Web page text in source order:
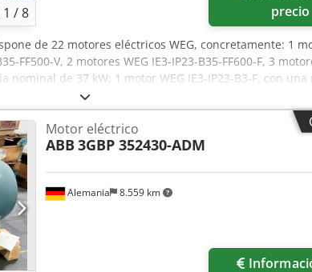
1 /8
precio
de 22 motores eléctricos WEG, concretamente: 1
FF500-V, 2 motores WEG IE3-IP23-B35-FF600-F, 3
nominal de 37 kW; 1 motor WEG IE3-IP23-B3-F, con
B35-FF600-F, 1 motor WEG IE3-IP23-B35-FF600-F, 1
nominal de 47 kW; 5 motores WEG IE3-IP23-B35-FF600-
IE3-IP23-B3-V, con una potencia nominal de 113
de 91 kW; 1 motor WEG IE3-IP23-B3-V, con una
B3-V, con una potencia nominal de 245 kW; y 1
realizar una inspección in situ. Codjzpyyaspfx Al
Alemania 8.559 km
Motor eléctrico
ABB 3GBP 352430-ADM